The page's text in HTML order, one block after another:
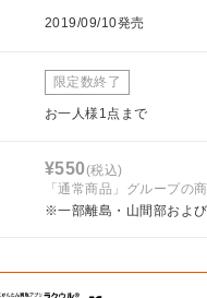
2019/09/10発売
限定数終了
お一人様1点まで
¥550(税込)
「通常商品」グループの
※一部離島・山間部およ